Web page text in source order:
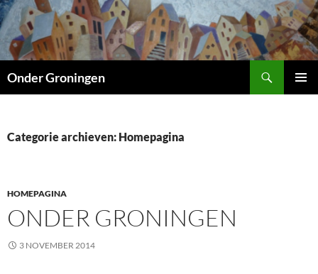
Ga
naar
de
inhoud
Onder Groningen
Categorie archieven: Homepagina
HOMEPAGINA
ONDER GRONINGEN
3 NOVEMBER 2014